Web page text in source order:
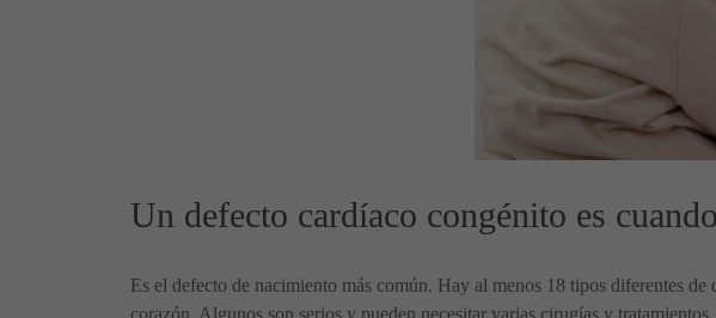
Un defecto cardíaco congénito es
Es el defecto de nacimiento más común. Hay al menos 18 tipos diferentes
corazón. Algunos son serios y pueden necesitar varias cirugías y tratamientos.